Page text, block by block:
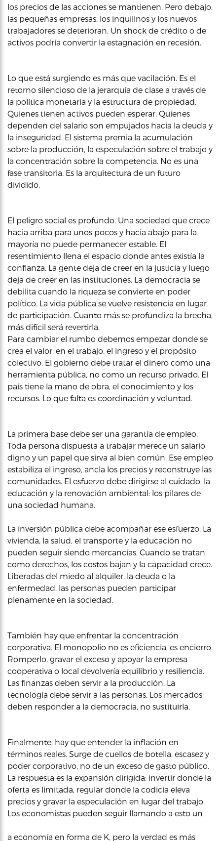
los precios de las acciones se mantienen. Pero debajo,
las pequeñas empresas, los inquilinos y los nuevos
trabajadores se deterioran. Un shock de crédito o de
activos podría convertir la estagnación en recesión.
Lo que está surgiendo es más que vacilación. Es el
retorno silencioso de la jerarquía de clase a través de
la política monetaria y la estructura de propiedad.
Quienes tienen activos pueden esperar. Quienes
dependen del salario son empujados hacia la deuda y
la inseguridad. El sistema premia la acumulación
sobre la producción, la especulación sobre el trabajo y
la concentración sobre la competencia. No es una
fase transitoria. Es la arquitectura de un futuro
dividido.
El peligro social es profundo. Una sociedad que crece
hacia arriba para unos pocos y hacia abajo para la
mayoría no puede permanecer estable. El
resentimiento llena el espacio donde antes existía la
confianza. La gente deja de creer en la justicia y luego
deja de creer en las instituciones. La democracia se
debilita cuando la riqueza se convierte en poder
político. La vida pública se vuelve resistencia en lugar
de participación. Cuanto más se profundiza la brecha,
más difícil será revertirla.
Para cambiar el rumbo debemos empezar donde se
crea el valor: en el trabajo, el ingreso y el propósito
colectivo. El gobierno debe tratar el dinero como una
herramienta pública, no como un recurso privado. El
país tiene la mano de obra, el conocimiento y los
recursos. Lo que falta es coordinación y voluntad.
La primera base debe ser una garantía de empleo.
Toda persona dispuesta a trabajar merece un salario
digno y un papel que sirva al bien común. Ese empleo
estabiliza el ingreso, ancla los precios y reconstruye las
comunidades. El esfuerzo debe dirigirse al cuidado, la
educación y la renovación ambiental: los pilares de
una sociedad humana.
La inversión pública debe acompañar ese esfuerzo. La
vivienda, la salud, el transporte y la educación no
pueden seguir siendo mercancías. Cuando se tratan
como derechos, los costos bajan y la capacidad crece.
Liberadas del miedo al alquiler, la deuda o la
enfermedad, las personas pueden participar
plenamente en la sociedad.
También hay que enfrentar la concentración
corporativa. El monopolio no es eficiencia, es encierro.
Romperlo, gravar el exceso y apoyar la empresa
cooperativa o local devolvería equilibrio y resiliencia.
Las finanzas deben servir a la producción. La
tecnología debe servir a las personas. Los mercados
deben responder a la democracia, no sustituirla.
Finalmente, hay que entender la inflación en
términos reales. Surge de cuellos de botella, escasez y
poder corporativo, no de un exceso de gasto público.
La respuesta es la expansión dirigida: invertir donde la
oferta es limitada, regular donde la codicia eleva
precios y gravar la especulación en lugar del trabajo.
Los economistas pueden seguir llamando a esto un
a economía en forma de K, pero la verdad es más